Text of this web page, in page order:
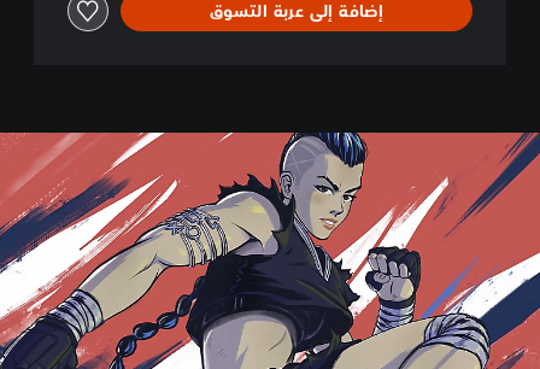
إضافة إلى عربة التسوق